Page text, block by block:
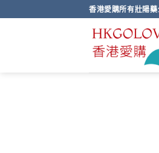
to
香港愛購所有壯陽